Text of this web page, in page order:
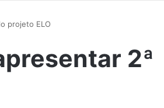
projeto ELO
2ª